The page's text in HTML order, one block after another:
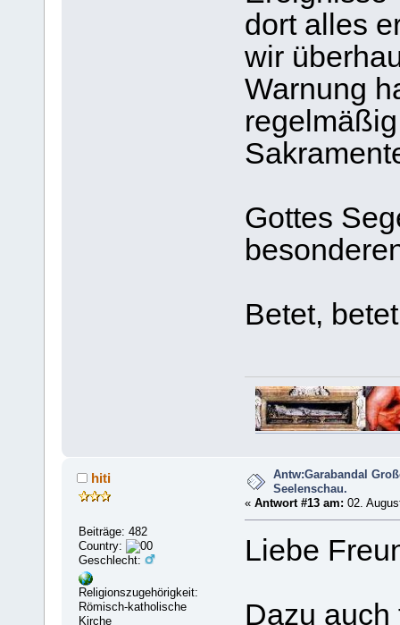
dort alles
wir
Warnung
Gottes
Betet,
hiti
Beiträge: 482
Country:
Geschlecht:
Religionszugehörigkeit:
Römisch-katholische
Kirche
Antw:Garabandal
Seelenschau.
« Antwort #13 am: 02.
Liebe
Dazu auch